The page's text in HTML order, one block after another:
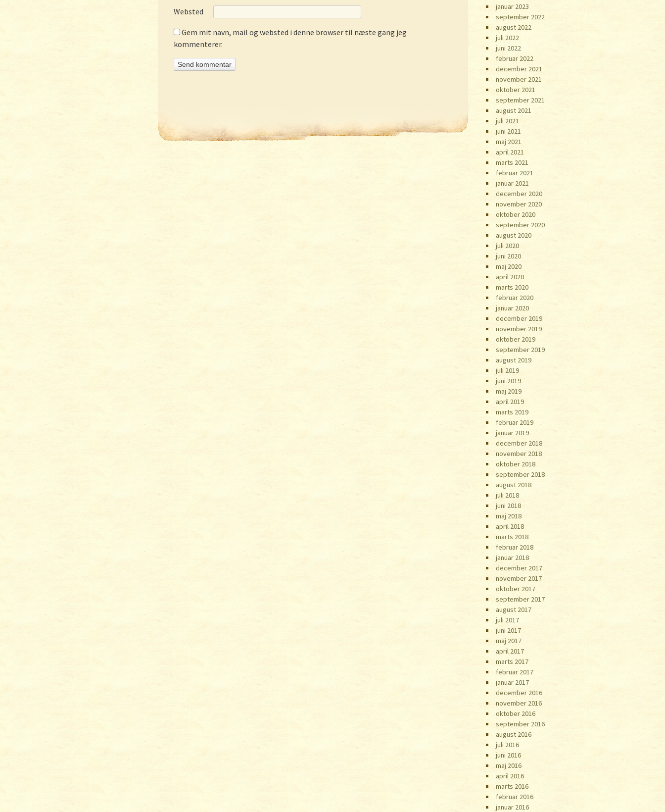
Websted
Gem mit navn, mail og websted i denne browser til næste gang jeg
kommenterer.
januar 2023
september 2022
august 2022
juli 2022
juni 2022
februar 2022
december 2021
november 2021
oktober 2021
september 2021
august 2021
juli 2021
juni 2021
maj 2021
april 2021
marts 2021
februar 2021
januar 2021
december 2020
november 2020
oktober 2020
september 2020
august 2020
juli 2020
juni 2020
maj 2020
april 2020
marts 2020
februar 2020
januar 2020
december 2019
november 2019
oktober 2019
september 2019
august 2019
juli 2019
juni 2019
maj 2019
april 2019
marts 2019
februar 2019
januar 2019
december 2018
november 2018
oktober 2018
september 2018
august 2018
juli 2018
juni 2018
maj 2018
april 2018
marts 2018
februar 2018
januar 2018
december 2017
november 2017
oktober 2017
september 2017
august 2017
juli 2017
juni 2017
maj 2017
april 2017
marts 2017
februar 2017
januar 2017
december 2016
november 2016
oktober 2016
september 2016
august 2016
juli 2016
juni 2016
maj 2016
april 2016
marts 2016
februar 2016
januar 2016